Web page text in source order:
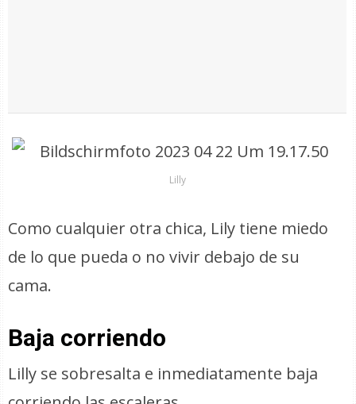
Lilly
Como cualquier otra chica, Lily tiene miedo
de lo que pueda o no vivir debajo de su
cama.
Baja corriendo
Lilly se sobresalta e inmediatamente baja